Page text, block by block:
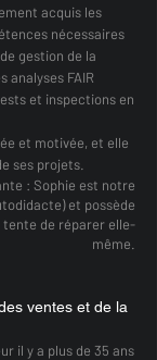
acquis les
nécessaires
gestion de la
analyses FAIR
et inspections en
et motivée, et elle
ses projets.
: Sophie est notre
et possède
tente de réparer elle-
même.
ventes et de la
il y a plus de 35 ans